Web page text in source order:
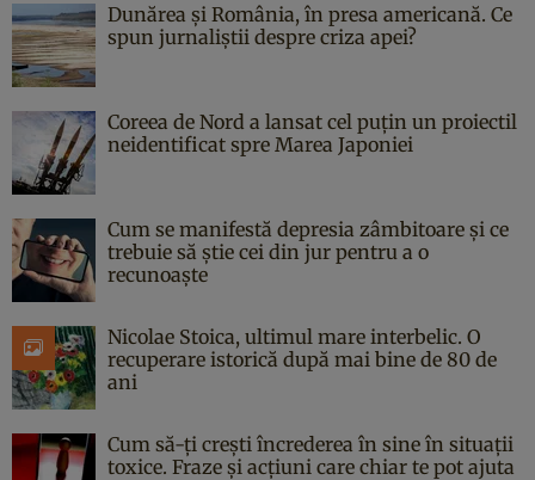
Dunărea și România, în presa americană. Ce
spun jurnaliștii despre criza apei?
Coreea de Nord a lansat cel puțin un proiectil
neidentificat spre Marea Japoniei
Cum se manifestă depresia zâmbitoare și ce
trebuie să știe cei din jur pentru a o
recunoaște
Nicolae Stoica, ultimul mare interbelic. O
recuperare istorică după mai bine de 80 de
ani
Cum să-ți crești încrederea în sine în situații
toxice. Fraze și acțiuni care chiar te pot ajuta